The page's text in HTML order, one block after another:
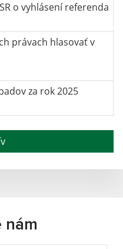
o vyhlásení referenda
právach hlasovať v
za rok 2025
nám